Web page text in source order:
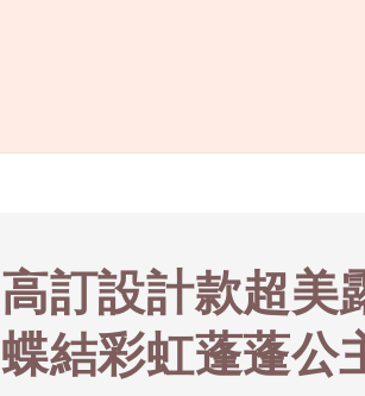
高訂設計款超美
蝶結彩虹蓬蓬公